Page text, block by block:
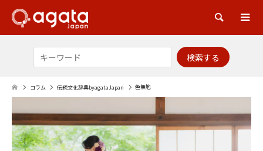
検索
コラム 伝統文化辞典byagataJapan 色無地